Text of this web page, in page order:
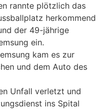
rannte plötzlich das
herkommend
der 49-jährige
ein.
kam es zur
und dem Auto des
Unfall verletzt und
ins Spital